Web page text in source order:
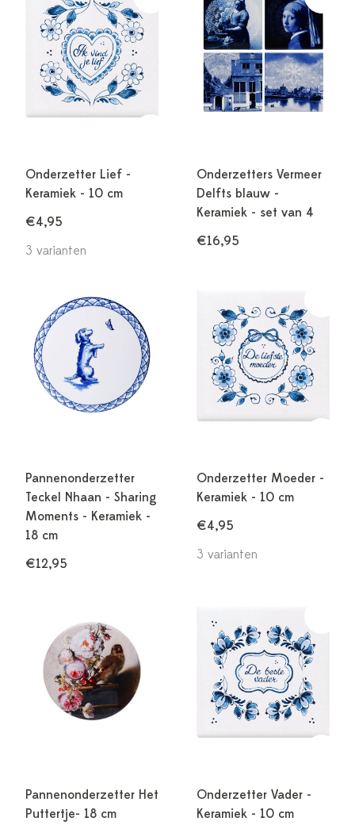
Onderzetter Lief -
Keramiek - 10 cm
€4,95
3 varianten
Onderzetters Vermeer
Delfts blauw -
Keramiek - set van 4
€16,95
Pannenonderzetter
Teckel Nhaan - Sharing
Moments - Keramiek -
18 cm
€12,95
Onderzetter Moeder -
Keramiek - 10 cm
€4,95
3 varianten
Pannenonderzetter Het
Puttertje- 18 cm
Onderzetter Vader -
Keramiek - 10 cm